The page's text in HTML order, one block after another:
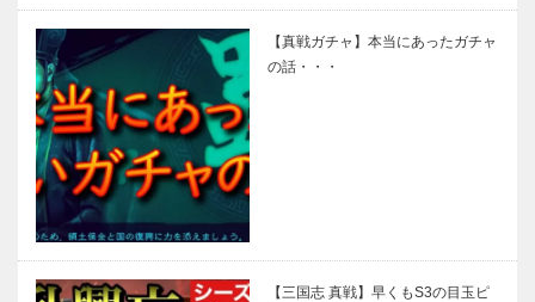
【真戦ガチャ】本当にあったガチャ
の話・・・
【三国志 真戦】早くもS3の目玉ピ